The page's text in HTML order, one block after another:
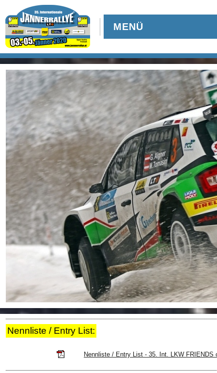
MENÜ
Downloads
Online-Aushang
Regional Rallye Cup
Nennung
Nennliste
Zeitplan
Streckenplan
Zimmernachweis
Rallyeshop
Online-Ticketshop
Tickets
Ticket AGB
Rallye-Journal
Kontakt
ZUSEHER
Zuseherinformationen
Jännerrallye APP
Rallye-Simulator
Nennliste / Entry List:
Nennliste / Entry List - 35. Int. LKW FRIENDS